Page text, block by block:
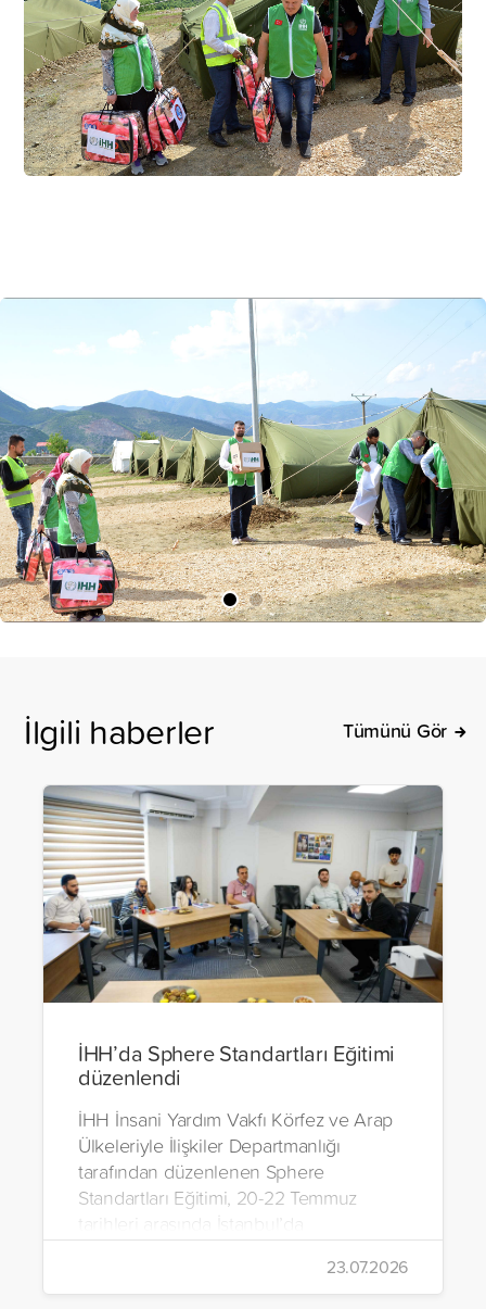
İlgili haberler Tümünü Gör
İHH’da Sphere Standartları Eğitimi
düzenlendi
İHH İnsani Yardım Vakfı Körfez ve Arap
Ülkeleriyle İlişkiler Departmanlığı
tarafından düzenlenen Sphere
Standartları Eğitimi, 20-22 Temmuz
gerçekleştirildi.
23.07.2026